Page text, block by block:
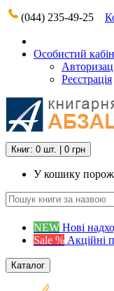
(044) 235-49-25
Особистий
Реєстрація
Книг: 0 шт. | 0 грн
У кошику
NEW Нові
Sale % Акційні
Каталог